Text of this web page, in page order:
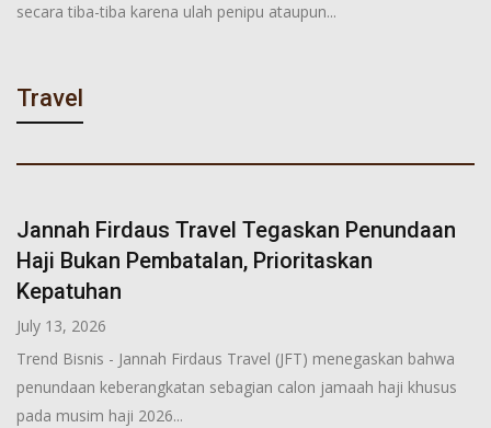
secara tiba-tiba karena ulah penipu ataupun...
Travel
Jannah Firdaus Travel Tegaskan Penundaan
Haji Bukan Pembatalan, Prioritaskan
Kepatuhan
July 13, 2026
Trend Bisnis - Jannah Firdaus Travel (JFT) menegaskan bahwa
penundaan keberangkatan sebagian calon jamaah haji khusus
pada musim haji 2026...